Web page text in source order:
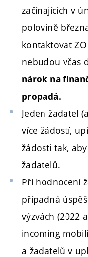
začínajících v
polovině
kontaktovat
nebudou včas
nárok na
propadá.
Jeden žadatel
více žádostí,
žádosti tak,
žadatelů.
Při hodnocení
případná
výzvách (2022
incoming
a žadatelů v